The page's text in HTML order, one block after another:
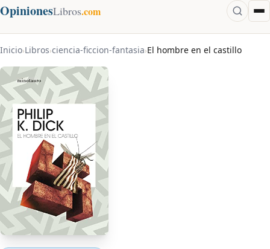
OpinionesLibros.com
Inicio›Libros›ciencia-ficcion-fantasia›El hombre en el castillo